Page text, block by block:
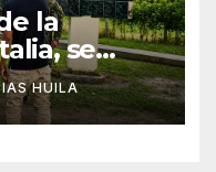
la
se
HUILA